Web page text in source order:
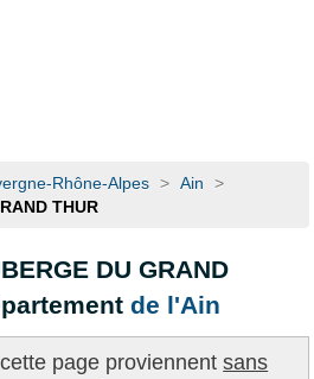
Rhône-Alpes > Ain
>
THUR
DU GRAND
de l'Ain
page proviennentsans